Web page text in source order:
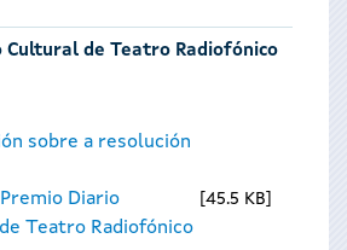
Cultural de Teatro Radiofónico
sobre a resolución
Diario
Teatro Radiofónico
45.5 KB